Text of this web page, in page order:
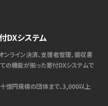
DXシステム
ンライン決済、支援者管理、領収書
の機能が揃った寄付DXシステムで
億円規模の団体まで、3,000以上